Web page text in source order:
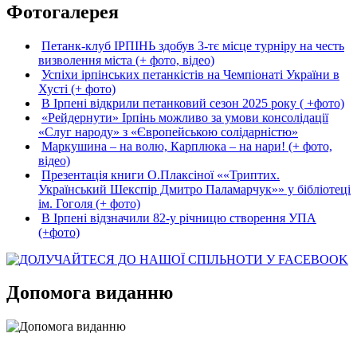
Фотогалерея
Петанк-клуб ІРПІНЬ здобув 3-тє місце турніру на честь
визволення міста (+ фото, відео)
Успіхи ірпінських петанкістів на Чемпіонаті України в
Хусті (+ фото)
В Ірпені відкрили петанковий сезон 2025 року ( +фото)
«Рейдернути» Ірпінь можливо за умови консолідації
«Слуг народу» з «Європейською солідарністю»
Маркушина – на волю, Карплюка – на нари! (+ фото,
відео)
Презентація книги О.Плаксіної ««Триптих.
Український Шекспір Дмитро Паламарчук»» у бібліотеці
ім. Гоголя (+ фото)
В Ірпені відзначили 82-у річницю створення УПА
(+фото)
Допомога виданню